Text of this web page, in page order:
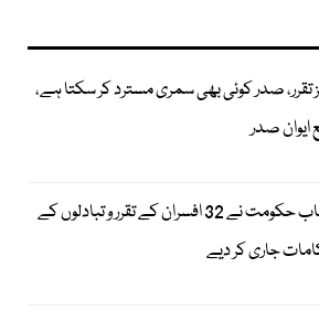
تقرر، صدر کوئی بھی سمری مسترد کر سکتا ہے،
ایوان صدر
پنجاب حکومت نے 32 افسران کے تقرر و تبادلوں کے
جاری کر دیے